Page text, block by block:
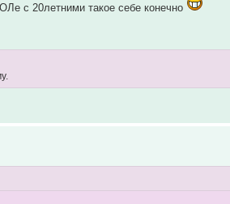
с 20летними такое себе конечно